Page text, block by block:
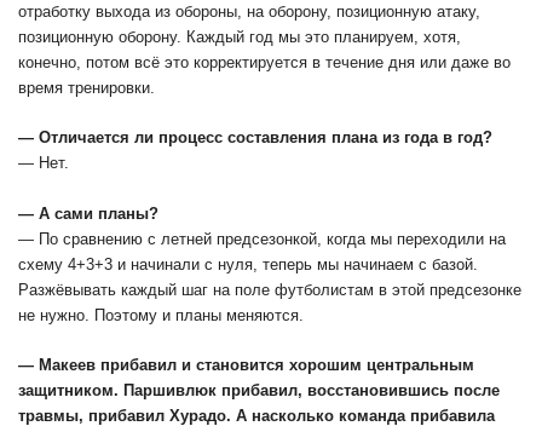
отработку выхода из обороны, на оборону, позиционную атаку,
позиционную оборону. Каждый год мы это планируем, хотя,
конечно, потом всё это корректируется в течение дня или даже во
время тренировки.
— Отличается ли процесс составления плана из года в год?
— Нет.
— А сами планы?
— По сравнению с летней предсезонкой, когда мы переходили на
схему 4+3+3 и начинали с нуля, теперь мы начинаем с базой.
Разжёвывать каждый шаг на поле футболистам в этой предсезонке
не нужно. Поэтому и планы меняются.
— Макеев прибавил и становится хорошим центральным
защитником. Паршивлюк прибавил, восстановившись после
травмы, прибавил Хурадо. А насколько команда прибавила